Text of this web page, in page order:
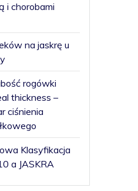
i chorobami
na jaskrę u
rogówki
thickness –
ciśnienia
Klasyfikacja
a JASKRA